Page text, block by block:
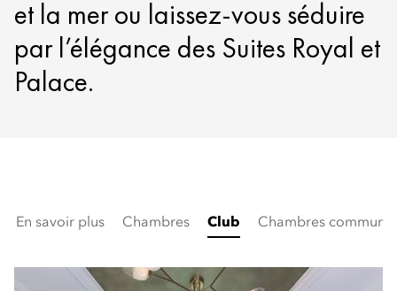
et la mer ou laissez-vous séduire
par l’élégance des Suites Royal et
Palace.
En savoir plus Chambres Club Chambres